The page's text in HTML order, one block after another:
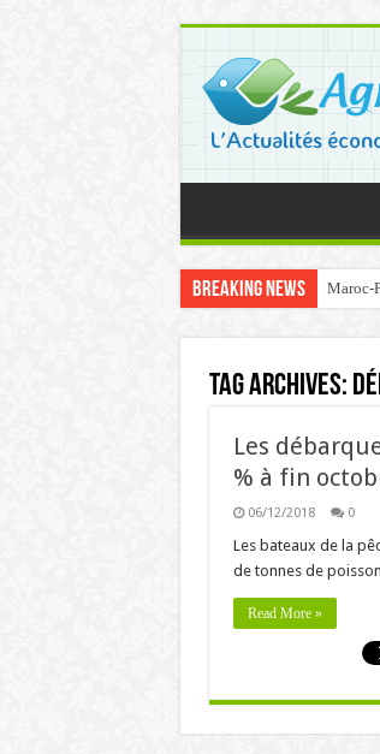
Breaking News Maroc-
Tag Archives:
Les
% à fin
06/12/2018 0
Les bateaux de la
de tonnes de
Read More »